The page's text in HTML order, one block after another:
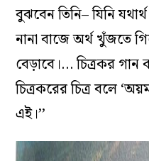
বুঝবেন তিনি– যিনি
নানা বাজে অর্থ খুঁজতে
বেড়াবে।… চিত্রকর গান
চিত্রকরের চিত্র বলে
এই।’’